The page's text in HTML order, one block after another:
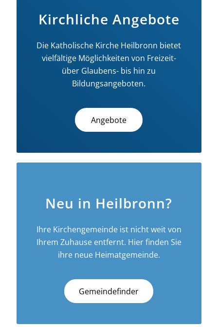
Kirchliche Angebote
Die Katholische Kirche Heilbronn bietet
vielfältige Möglichkeiten von Freizeit-
über Glaubens- bis hin zu
Bildungsangeboten.
Angebote
Neu in Heilbronn?
Ihre Kirchengemeinde ist nicht weit von
Ihrem Zuhause entfernt. Hier finden Sie
ihre neue Heimatgemeinde.
Gemeindefinder